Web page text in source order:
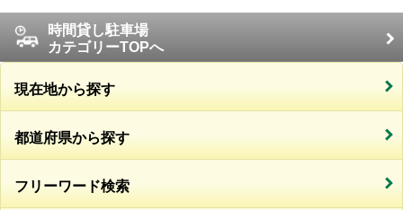
時間貸し駐車場
カテゴリーTOPへ
現在地から探す
都道府県から探す
フリーワード検索